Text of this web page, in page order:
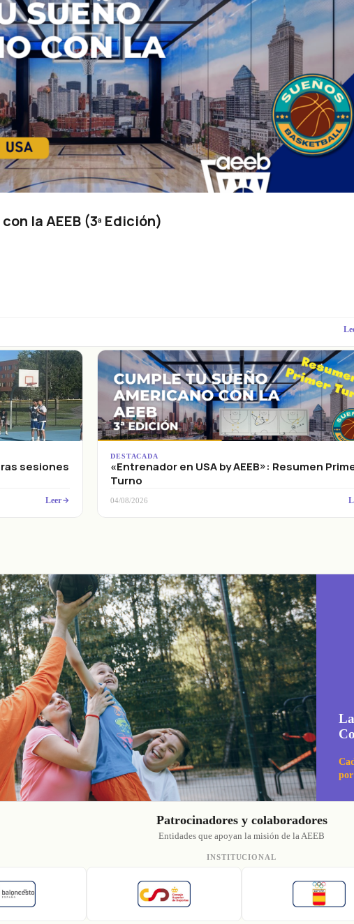
la AEEB (3ª Edición)
sesiones
Leer
DESTACADA
«Entrenador en USA by AEEB»: Resumen
Turno
04/08/2026
Patrocinadores y colaboradores
Entidades que apoyan la misión de la AEEB
INSTITUCIONAL